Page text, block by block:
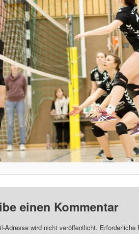
einen Kommentar
Adresse wird nicht veröffentlicht. Erforderliche